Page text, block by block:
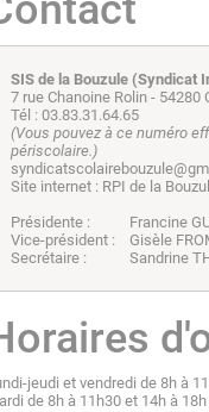
SIS de la Bouzule (Syndicat
7 rue Chanoine Rolin - 54280
Tél : 03.83.31.64.65
(Vous pouvez à ce numéro
périscolaire.)
Site internet : RPI de la
Présidente : Francine
Vice-président : Gisèle
Secrétaire : Sandrine
jeudi et vendredi de 8h à
de 8h à 11h30 et 14h à 18h